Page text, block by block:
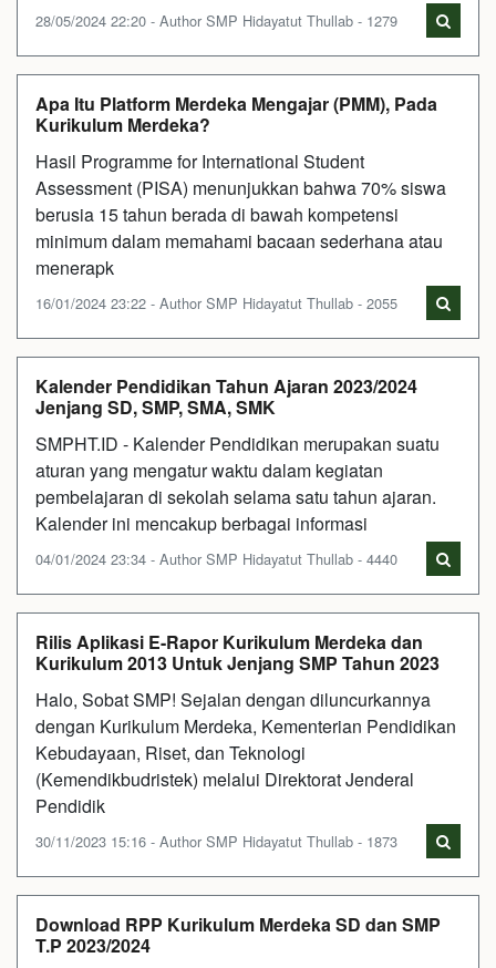
28/05/2024 22:20 - Author SMP Hidayatut Thullab - 1279
Apa Itu Platform Merdeka Mengajar (PMM), Pada
Kurikulum Merdeka?
Hasil Programme for International Student
Assessment (PISA) menunjukkan bahwa 70% siswa
berusia 15 tahun berada di bawah kompetensi
minimum dalam memahami bacaan sederhana atau
menerapk
16/01/2024 23:22 - Author SMP Hidayatut Thullab - 2055
Kalender Pendidikan Tahun Ajaran 2023/2024
Jenjang SD, SMP, SMA, SMK
SMPHT.ID - Kalender Pendidikan merupakan suatu
aturan yang mengatur waktu dalam kegiatan
pembelajaran di sekolah selama satu tahun ajaran.
Kalender ini mencakup berbagai informasi
04/01/2024 23:34 - Author SMP Hidayatut Thullab - 4440
Rilis Aplikasi E-Rapor Kurikulum Merdeka dan
Kurikulum 2013 Untuk Jenjang SMP Tahun 2023
Halo, Sobat SMP! Sejalan dengan diluncurkannya
dengan Kurikulum Merdeka, Kementerian Pendidikan
Kebudayaan, Riset, dan Teknologi
(Kemendikbudristek) melalui Direktorat Jenderal
Pendidik
30/11/2023 15:16 - Author SMP Hidayatut Thullab - 1873
Download RPP Kurikulum Merdeka SD dan SMP
T.P 2023/2024